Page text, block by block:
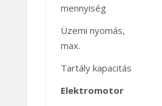
mennyiség
Üzemi nyomás,
max.
Tartály kapacitás
Elektromotor